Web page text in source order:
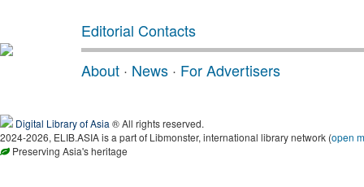
Editorial Contacts
About · News · For Advertisers
Digital Library of Asia ® All rights reserved.
2024-2026, ELIB.ASIA is a part of Libmonster, international library network (open
Preserving Asia's heritage